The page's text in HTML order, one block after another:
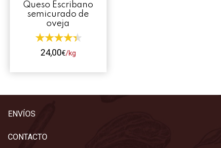
Mi cuenta
0 productos
Queso Escribano
semicurado de
oveja
24,00€/kg
Este
tiene
ENVÍOS
CONTACTO